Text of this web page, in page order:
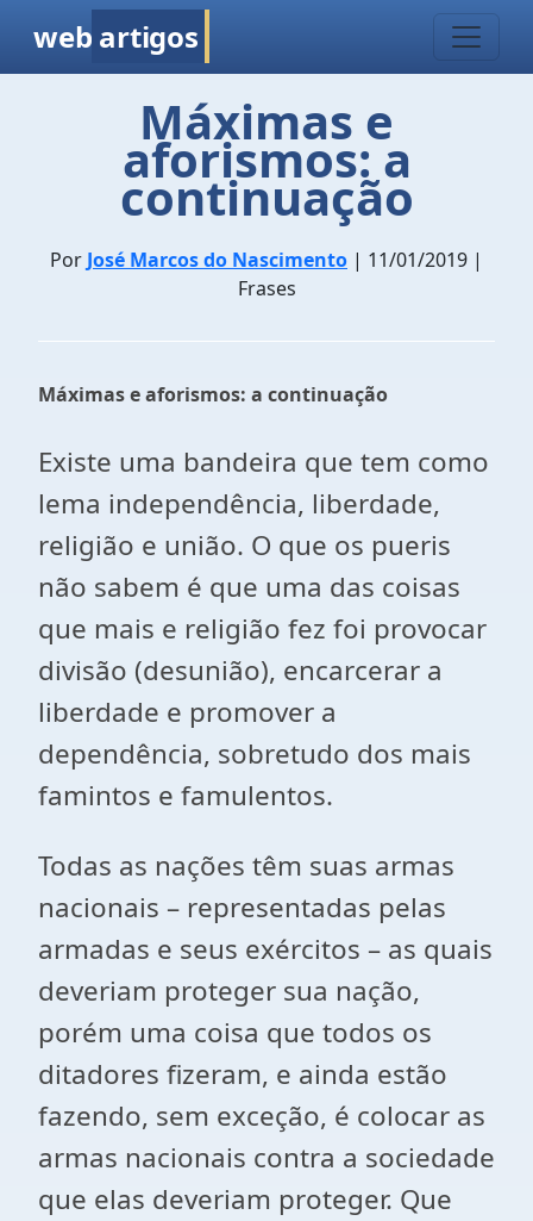
web artigos
Máximas e
aforismos: a
continuação
Por José Marcos do Nascimento | 11/01/2019 |
Frases
Máximas e aforismos: a continuação
Existe uma bandeira que tem como
lema independência, liberdade,
religião e união. O que os pueris
não sabem é que uma das coisas
que mais e religião fez foi provocar
divisão (desunião), encarcerar a
liberdade e promover a
dependência, sobretudo dos mais
famintos e famulentos.
Todas as nações têm suas armas
nacionais – representadas pelas
armadas e seus exércitos – as quais
deveriam proteger sua nação,
porém uma coisa que todos os
ditadores fizeram, e ainda estão
fazendo, sem exceção, é colocar as
armas nacionais contra a sociedade
que elas deveriam proteger. Que